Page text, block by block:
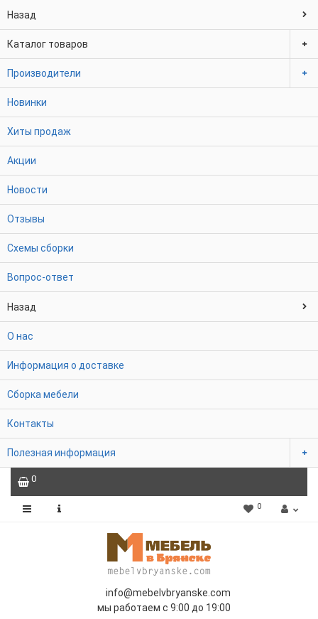
Назад
Каталог товаров
Производители
Новинки
Хиты продаж
Акции
Новости
Отзывы
Схемы сборки
Вопрос-ответ
Назад
О нас
Информация о доставке
Сборка мебели
Контакты
Полезная информация
0
0
info@mebelvbryanske.com
мы работаем с 9:00 до 19:00